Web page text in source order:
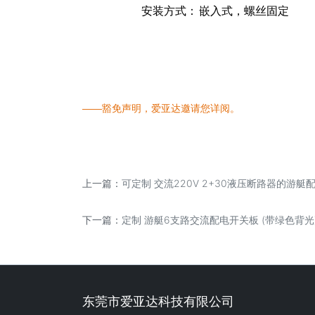
安装方式： 嵌入式，螺丝固定
——豁免声明，爱亚达邀请您详阅。
上一篇： 可定制 交流220V 2+30液压断路器的游艇
下一篇： 定制 游艇6支路交流配电开关板 (带绿色背
东莞市爱亚达科技有限公司